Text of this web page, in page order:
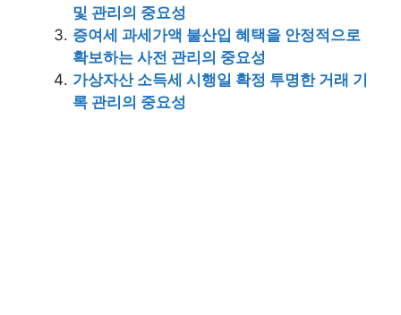
및 관리의 중요성
증여세 과세가액 불산입 혜택을 안정적으로
확보하는 사전 관리의 중요성
가상자산 소득세 시행일 확정 투명한 거래 기
록 관리의 중요성